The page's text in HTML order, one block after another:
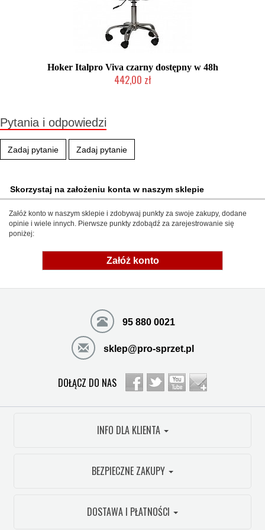
Hoker Italpro Viva czarny dostępny w 48h
442,00 zł
Pytania i odpowiedzi
Zadaj pytanie Zadaj pytanie
Skorzystaj na założeniu konta w naszym sklepie
Załóż konto w naszym sklepie i zdobywaj punkty za swoje zakupy, dodane
opinie i wiele innych. Pierwsze punkty zdobądź za zarejestrowanie się
poniżej:
Załóż konto
95 880 0021
sklep@pro-sprzet.pl
DOŁĄCZ DO NAS
INFO DLA KLIENTA
BEZPIECZNE ZAKUPY
DOSTAWA I PŁATNOŚCI